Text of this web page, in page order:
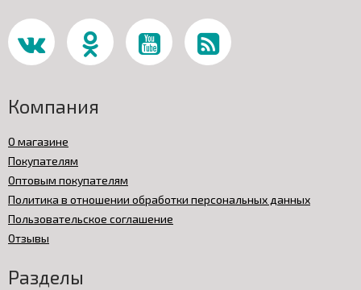
Компания
О магазине
Покупателям
Оптовым покупателям
Политика в отношении обработки персональных данных
Пользовательское соглашение
Отзывы
Разделы